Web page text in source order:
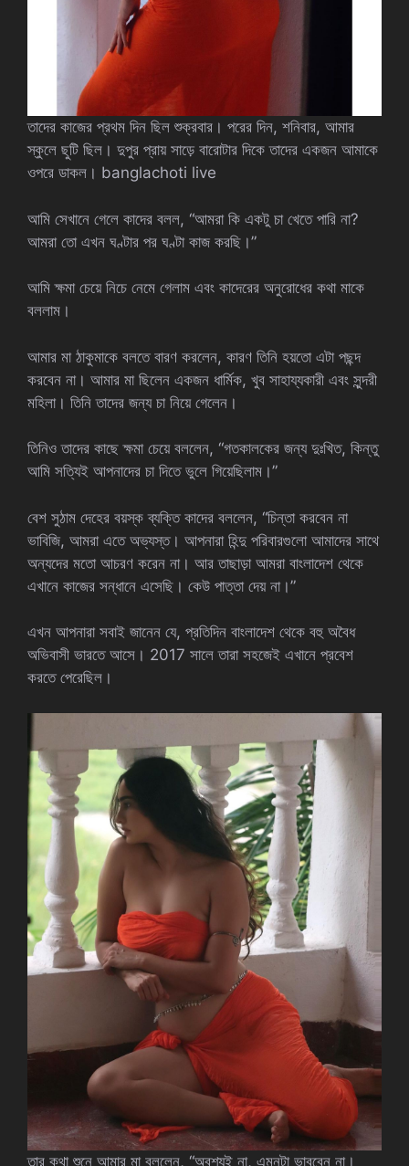
তাদের কাজের প্রথম দিন ছিল শুক্রবার। পরের দিন, শনিবার, আমার
স্কুলে ছুটি ছিল। দুপুর প্রায় সাড়ে বারোটার দিকে তাদের একজন আমাকে
ওপরে ডাকল। banglachoti live
আমি সেখানে গেলে কাদের বলল, “আমরা কি একটু চা খেতে পারি না?
আমরা তো এখন ঘণ্টার পর ঘণ্টা কাজ করছি।”
আমি ক্ষমা চেয়ে নিচে নেমে গেলাম এবং কাদেরের অনুরোধের কথা মাকে
বললাম।
আমার মা ঠাকুমাকে বলতে বারণ করলেন, কারণ তিনি হয়তো এটা পছন্দ
করবেন না। আমার মা ছিলেন একজন ধার্মিক, খুব সাহায্যকারী এবং সুন্দরী
মহিলা। তিনি তাদের জন্য চা নিয়ে গেলেন।
তিনিও তাদের কাছে ক্ষমা চেয়ে বললেন, “গতকালকের জন্য দুঃখিত, কিন্তু
আমি সত্যিই আপনাদের চা দিতে ভুলে গিয়েছিলাম।”
বেশ সুঠাম দেহের বয়স্ক ব্যক্তি কাদের বললেন, “চিন্তা করবেন না
ভাবিজি, আমরা এতে অভ্যস্ত। আপনারা হিন্দু পরিবারগুলো আমাদের সাথে
অন্যদের মতো আচরণ করেন না। আর তাছাড়া আমরা বাংলাদেশ থেকে
এখানে কাজের সন্ধানে এসেছি। কেউ পাত্তা দেয় না।”
এখন আপনারা সবাই জানেন যে, প্রতিদিন বাংলাদেশ থেকে বহু অবৈধ
অভিবাসী ভারতে আসে। 2017 সালে তারা সহজেই এখানে প্রবেশ
করতে পেরেছিল।
তার কথা শুনে আমার মা বললেন, “অবশ্যই না, এমনটা ভাববেন না।